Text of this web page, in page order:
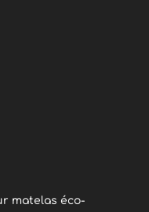
matelas éco-